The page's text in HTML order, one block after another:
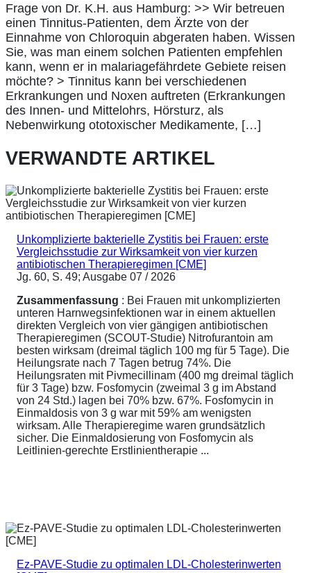
Frage von Dr. K.H. aus Hamburg: >> Wir betreuen
einen Tinnitus-Patienten, dem Ärzte von der
Einnahme von Chloroquin abgeraten haben. Wissen
Sie, was man einem solchen Patienten empfehlen
kann, wenn er in malariagefährdete Gebiete reisen
möchte? > Tinnitus kann bei verschiedenen
Erkrankungen und Noxen auftreten (Erkrankungen
des Innen- und Mittelohrs, Hörsturz, als
Nebenwirkung ototoxischer Medikamente, […]
VERWANDTE ARTIKEL
Unkomplizierte bakterielle Zystitis bei Frauen: erste
Vergleichsstudie zur Wirksamkeit von vier kurzen
antibiotischen Therapieregimen [CME]
Jg. 60, S. 49; Ausgabe 07 / 2026
Zusammenfassung : Bei Frauen mit unkomplizierten
unteren Harnwegsinfektionen war in einem aktuellen
direkten Vergleich von vier gängigen antibiotischen
Therapieregimen (SCOUT-Studie) Nitrofurantoin am
besten wirksam (dreimal täglich 100 mg für 5 Tage). Die
Heilungsrate nach 7 Tagen betrug 74%. Die
Heilungsraten mit Pivmecillinam (400 mg dreimal täglich
für 3 Tage) bzw. Fosfomycin (zweimal 3 g im Abstand
von 24 Std.) lagen bei 70% bzw. 67%. Fosfomycin in
Einmaldosis von 3 g war mit 59% am wenigsten
wirksam. Alle Therapieregime waren grundsätzlich
sicher. Die Einmaldosierung von Fosfomycin als
Leitlinien-gerechte Erstlinientherapie ...
Ez-PAVE-Studie zu optimalen LDL-Cholesterinwerten